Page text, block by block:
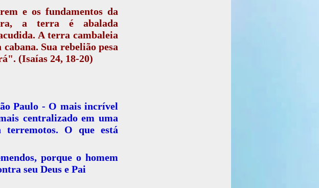
e os fundamentos da
a terra é abalada
A terra cambaleia
Sua rebelião pesa
(Isaías 24, 18-20)
Paulo - O mais incrível
centralizado em uma
O que está
porque o homem
seu Deus e Pai